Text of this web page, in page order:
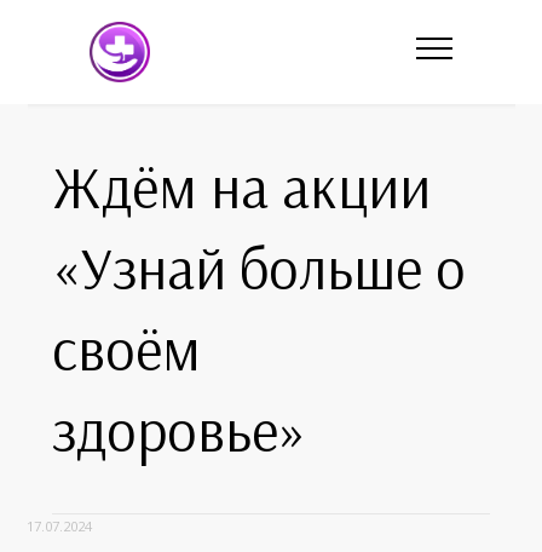
Ждём на акции
«Узнай больше о
своём
здоровье»
17.07.2024